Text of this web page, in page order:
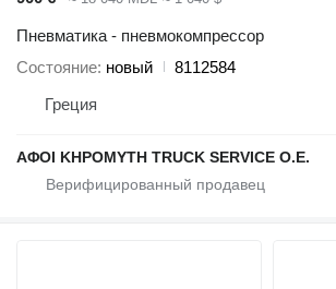
Пневматика - пневмокомпрессор
Состояние новый
8112584
Греция
ΑΦΟΙ ΚΗΡΟΜΥΤΗ TRUCK SERVICE Ο.Ε.